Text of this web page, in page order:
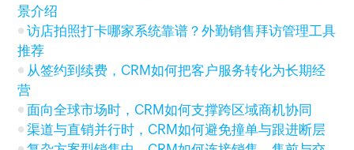
景介绍
访店拍照打卡哪家系统靠谱？外勤销售拜访管理工具
推荐
从签约到续费，CRM如何把客户服务转化为长期经
营
面向全球市场时，CRM如何支撑跨区域商机协同
渠道与直销并行时，CRM如何避免撞单与跟进断层